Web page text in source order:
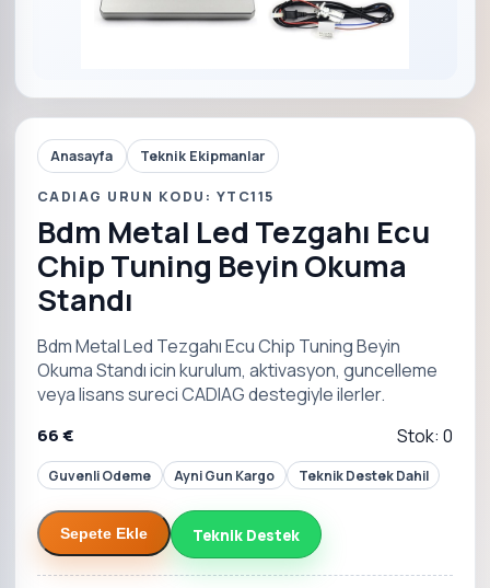
Anasayfa Teknik Ekipmanlar
CADIAG URUN KODU: YTC115
Bdm Metal Led Tezgahı Ecu
Chip Tuning Beyin Okuma
Standı
Bdm Metal Led Tezgahı Ecu Chip Tuning Beyin
Okuma Standı icin kurulum, aktivasyon, guncelleme
veya lisans sureci CADIAG destegiyle ilerler.
66 € Stok: 0
Guvenli Odeme Ayni Gun Kargo Teknik Destek Dahil
Sepete Ekle Teknik Destek